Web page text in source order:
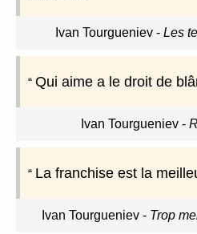
Ivan Tourgueniev- Les
Qui aime a le droit de
Ivan Tourgueniev -
La franchise est la
Ivan Tourgueniev - Trop